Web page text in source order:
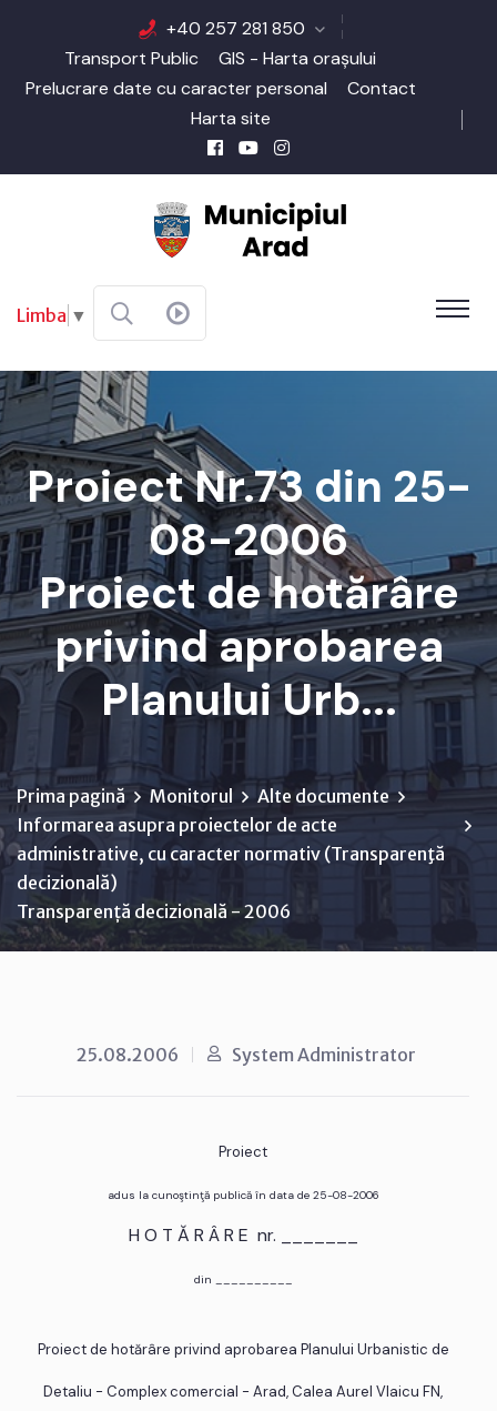
+40 257 281 850
Transport Public
GIS - Harta orașului
Prelucrare date cu caracter personal
Contact
Harta site
Limba ▼
Proiect Nr.73 din 25-
08-2006
Proiect de hotărâre
privind aprobarea
Planului Urb...
Prima pagină Monitorul
Alte documente
Informarea asupra proiectelor de acte
administrative, cu caracter normativ (Transparenţă
decizională)
Transparență decizională - 2006
25.08.2006 System Administrator
Proiect
adus la cunoştinţă publică în data de 25-08-2006
H O T Ă R Â R E nr. _______
din __________
Proiect de hotărâre privind aprobarea Planului Urbanistic de
Detaliu - Complex comercial - Arad, Calea Aurel Vlaicu FN,